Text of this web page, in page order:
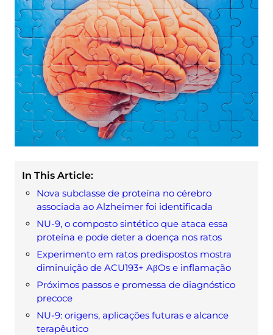
In This Article:
Nova subclasse de proteína no cérebro
associada ao Alzheimer foi identificada
NU-9, o composto sintético que ataca essa
proteína e pode deter a doença nos ratos
Experimento em ratos predispostos mostra
diminuição de ACU193+ AβOs e inflamação
Próximos passos e promessa de diagnóstico
precoce
NU-9: origens, aplicações futuras e alcance
terapêutico